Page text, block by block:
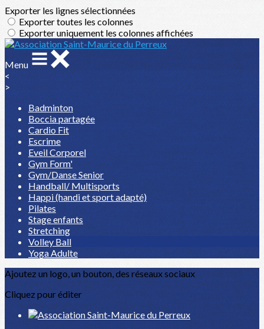
Exporter les lignes sélectionnées
Exporter toutes les colonnes
Exporter uniquement les colonnes affichées
Menu
<
>
Badminton
Boccia partagée
Cardio Fit
Escrime
Eveil Corporel
Gym Form'
Gym/Danse Senior
Handball/ Multisports
Happi (handi et sport adapté)
Pilates
Stage enfants
Stretching
Volley Ball
Yoga Adulte
Ajoutez un logo, un bouton, des réseaux sociaux
Cliquez pour éditer